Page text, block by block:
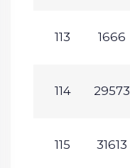
113 1666
114 29573
115 31613